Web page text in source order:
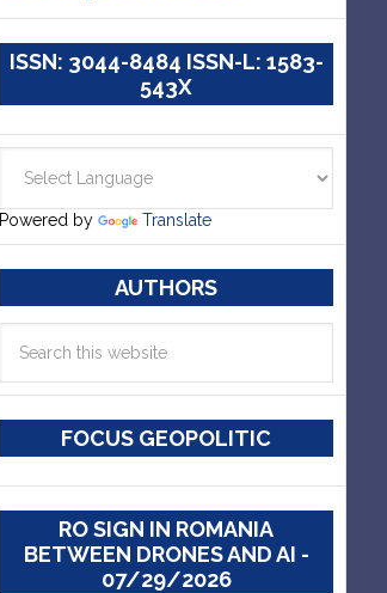
ISSN: 3044-8484 ISSN-L: 1583-
543X
Powered by Translate
AUTHORS
FOCUS GEOPOLITIC
RO SIGN IN ROMANIA
BETWEEN DRONES AND AI -
07/29/2026